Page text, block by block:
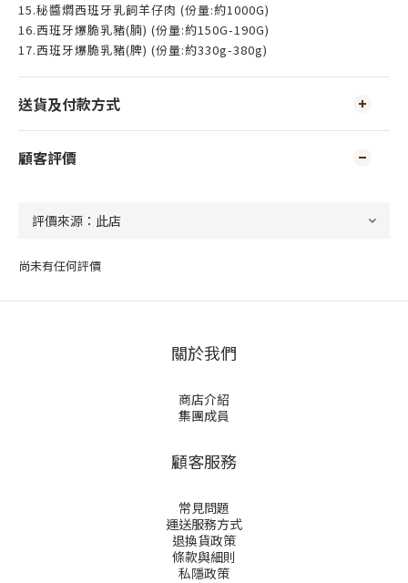
15.秘醬燜西班牙乳飼羊仔肉 (份量:約1000G)
16.西班牙爆脆乳豬(腩) (份量:約150G-190G)
17.西班牙爆脆乳豬(脾) (份量:約330g-380g)
送貨及付款方式
顧客評價
尚未有任何評價
關於我們
商店介紹
集團成員
顧客服務
常見問題
運送服務方式
退換貨政策
條款與細則
私隱政策